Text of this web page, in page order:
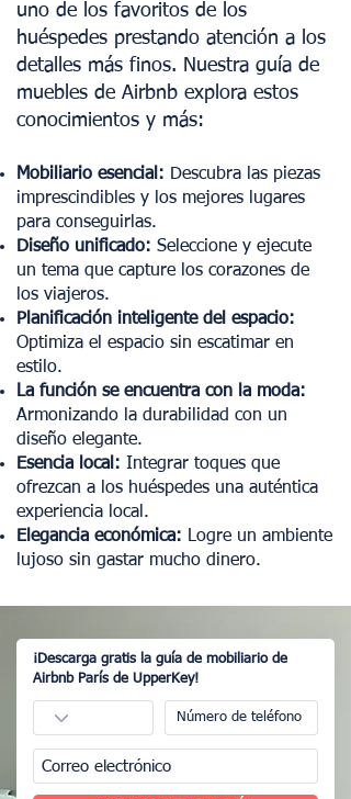
uno de los favoritos de los
huéspedes prestando atención a los
detalles más finos. Nuestra guía de
muebles de Airbnb explora estos
conocimientos y más:
Mobiliario esencial: Descubra las piezas
imprescindibles y los mejores lugares
para conseguirlas.
Diseño unificado: Seleccione y ejecute
un tema que capture los corazones de
los viajeros.
Planificación inteligente del espacio:
Optimiza el espacio sin escatimar en
estilo.
La función se encuentra con la moda:
Armonizando la durabilidad con un
diseño elegante.
Esencia local: Integrar toques que
ofrezcan a los huéspedes una auténtica
experiencia local.
Elegancia económica: Logre un ambiente
lujoso sin gastar mucho dinero.
¡Descarga gratis la guía de mobiliario de
Airbnb París de UpperKey!